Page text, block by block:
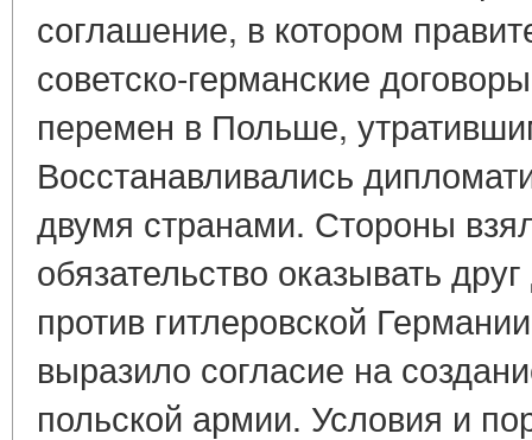
соглашение, в котором
советско-германские
перемен в Польше,
Восстанавливались
двумя странами. Стороны
обязательство оказывать
против гитлеровской
выразило согласие на
польской армии. Условия и